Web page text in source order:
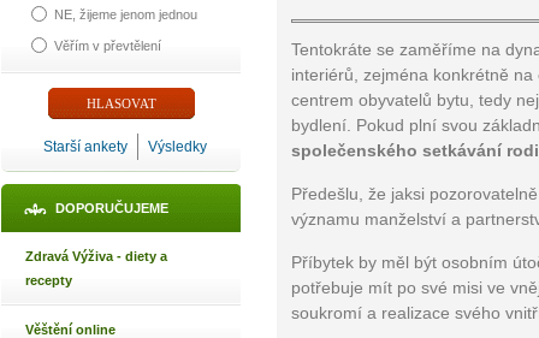
NE, žijeme jenom jednou
Věřím v převtělení
Starší ankety Výsledky
DOPORUČUJEME
Zdravá Výživa - diety a
recepty
Věštění online
Tentokráte se zaměříme na
interiérů, zejména konkrétně na
centrem obyvatelů bytu, tedy
bydlení. Pokud plní svou
společenského setkávání
Předešlu, že jaksi
významu manželství a
Příbytek by měl být osobním
potřebuje mít po své misi ve
soukromí a realizace svého